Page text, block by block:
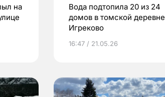
на
Вода подтопила 20 из 24
домов в томской деревне
Игреково
16:47 / 21.05.26